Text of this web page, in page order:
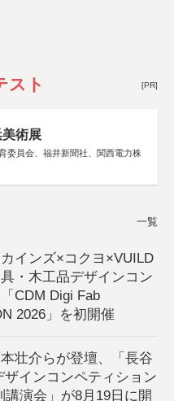
スト [PR]
術展
委員会、福井新聞社、関西電力株
一覧
カインズ×コクヨ×VUILD
・木工品デザインコン
CDM Digi Fab
2026」を初開催
壮介らが登壇、「長谷
ザインコンペティション
講演会」が8月19日に開